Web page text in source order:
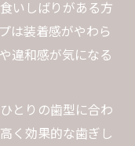
いしばりがある方
は装着感がやわら
違和感が気になる
とりの歯型に合わ
く効果的な歯ぎし